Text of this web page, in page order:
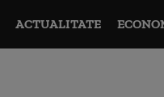
ACTUALITATE